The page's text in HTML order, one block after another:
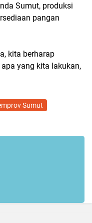
Sumut, produksi
pangan
kita berharap
yang kita lakukan,
Sumut